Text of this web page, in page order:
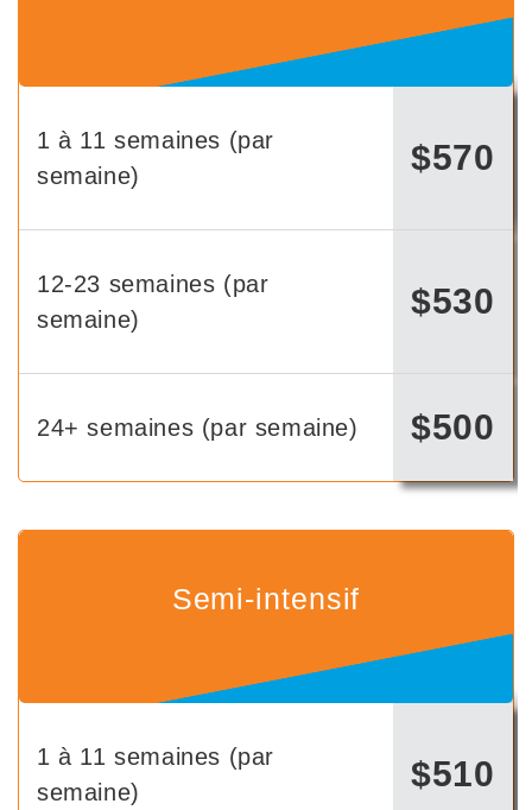
1 à 11 semaines (par
semaine)
$570
12-23 semaines (par
semaine)
$530
24+ semaines (par semaine) $500
Semi-intensif
1 à 11 semaines (par
semaine)
$510